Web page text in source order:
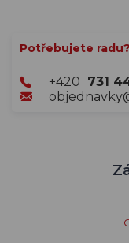
Potřebujete
+420 731